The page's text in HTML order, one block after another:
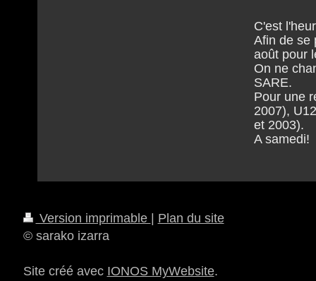
C'est
Afin de se
août pour
On ne
SARE.
Pour une
2007),
et 2003).
A samedi!
Version imprimable
Plan du site
© sarako izarra
Site créé avec IONOS MyWebsite.